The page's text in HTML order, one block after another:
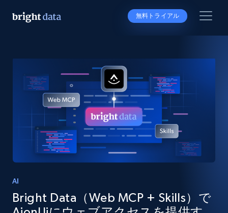
無料トライアル
AI
Bright Data（Web MCP + Skills）で